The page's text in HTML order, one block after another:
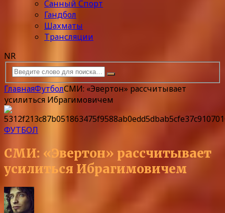
Санный Спорт
Гандбол
Шахматы
Трансляции
NR
ГлавнаяФутболСМИ: «Эвертон» рассчитывает
усилиться Ибрагимовичем
ФУТБОЛ
СМИ: «Эвертон» рассчитывает
усилиться Ибрагимовичем